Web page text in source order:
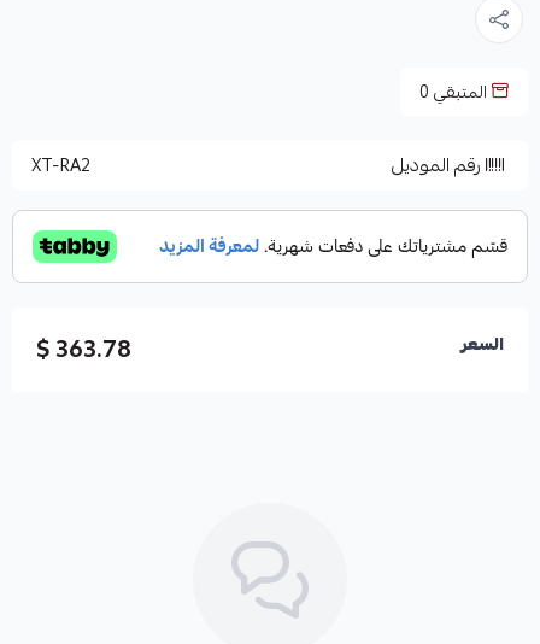
المتبقي0
رقم الموديل XT-RA2
السعر 363.78 $